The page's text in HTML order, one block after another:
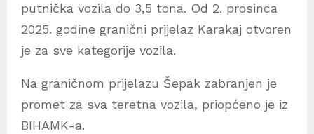
putnička vozila do 3,5 tona. Od 2. prosinca
2025. godine granični prijelaz Karakaj otvoren
je za sve kategorije vozila.
Na graničnom prijelazu Šepak zabranjen je
promet za sva teretna vozila, priopćeno je iz
BIHAMK-a.